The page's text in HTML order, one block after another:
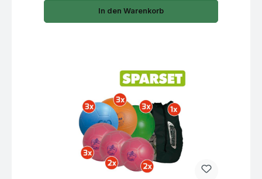
In den Warenkorb